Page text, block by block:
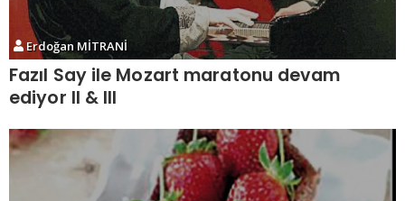
Erdoğan MİTRANİ
Fazıl Say ile Mozart maratonu devam
ediyor II & III